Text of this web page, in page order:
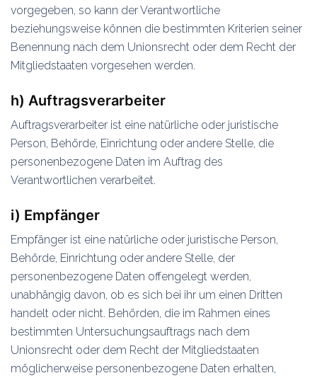
vorgegeben, so kann der Verantwortliche
beziehungsweise können die bestimmten Kriterien seiner
Benennung nach dem Unionsrecht oder dem Recht der
Mitgliedstaaten vorgesehen werden.
h) Auftragsverarbeiter
Auftragsverarbeiter ist eine natürliche oder juristische
Person, Behörde, Einrichtung oder andere Stelle, die
personenbezogene Daten im Auftrag des
Verantwortlichen verarbeitet.
i) Empfänger
Empfänger ist eine natürliche oder juristische Person,
Behörde, Einrichtung oder andere Stelle, der
personenbezogene Daten offengelegt werden,
unabhängig davon, ob es sich bei ihr um einen Dritten
handelt oder nicht. Behörden, die im Rahmen eines
bestimmten Untersuchungsauftrags nach dem
Unionsrecht oder dem Recht der Mitgliedstaaten
möglicherweise personenbezogene Daten erhalten,